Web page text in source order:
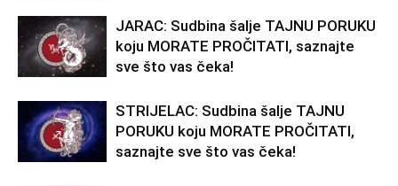
JARAC: Sudbina šalje TAJNU PORUKU
koju MORATE PROČITATI, saznajte
sve što vas čeka!
STRIJELAC: Sudbina šalje TAJNU
PORUKU koju MORATE PROČITATI,
saznajte sve što vas čeka!